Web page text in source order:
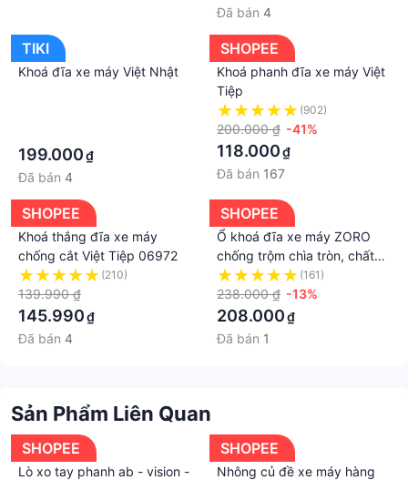
Đã bán 4
TIKI
Khoá đĩa xe máy Việt Nhật
199.000₫
Đã bán 4
SHOPEE
Khoá phanh đĩa xe máy Việt
Tiệp
(902)
200.000 ₫ -41%
118.000₫
Đã bán 167
SHOPEE
Khoá thắng đĩa xe máy
chống cắt Việt Tiệp 06972
(210)
139.990 ₫
145.990₫
Đã bán 4
SHOPEE
Ổ khoá đĩa xe máy ZORO
chống trộm chìa tròn, chất
liệu thép chống gỉ chống
nước, bảo vệ xe máy
(161)
238.000 ₫ -13%
208.000₫
Đã bán 1
Sản Phẩm Liên Quan
SHOPEE
Lò xo tay phanh ab - vision -
SHOPEE
Nhông củ đề xe máy hàng